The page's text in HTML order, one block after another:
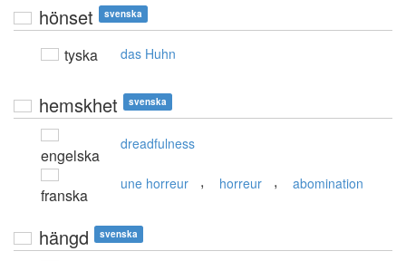
hönset svenska
tyska das Huhn
hemskhet svenska
engelska
dreadfulness
franska
une horreur , horreur , abomination
hängd svenska